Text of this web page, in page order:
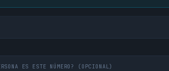
ES ESTE NÚMERO? (OPCIONAL)